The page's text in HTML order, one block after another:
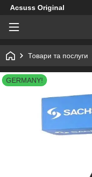
Acsuss Original
Товари та послуги
GERMANY!